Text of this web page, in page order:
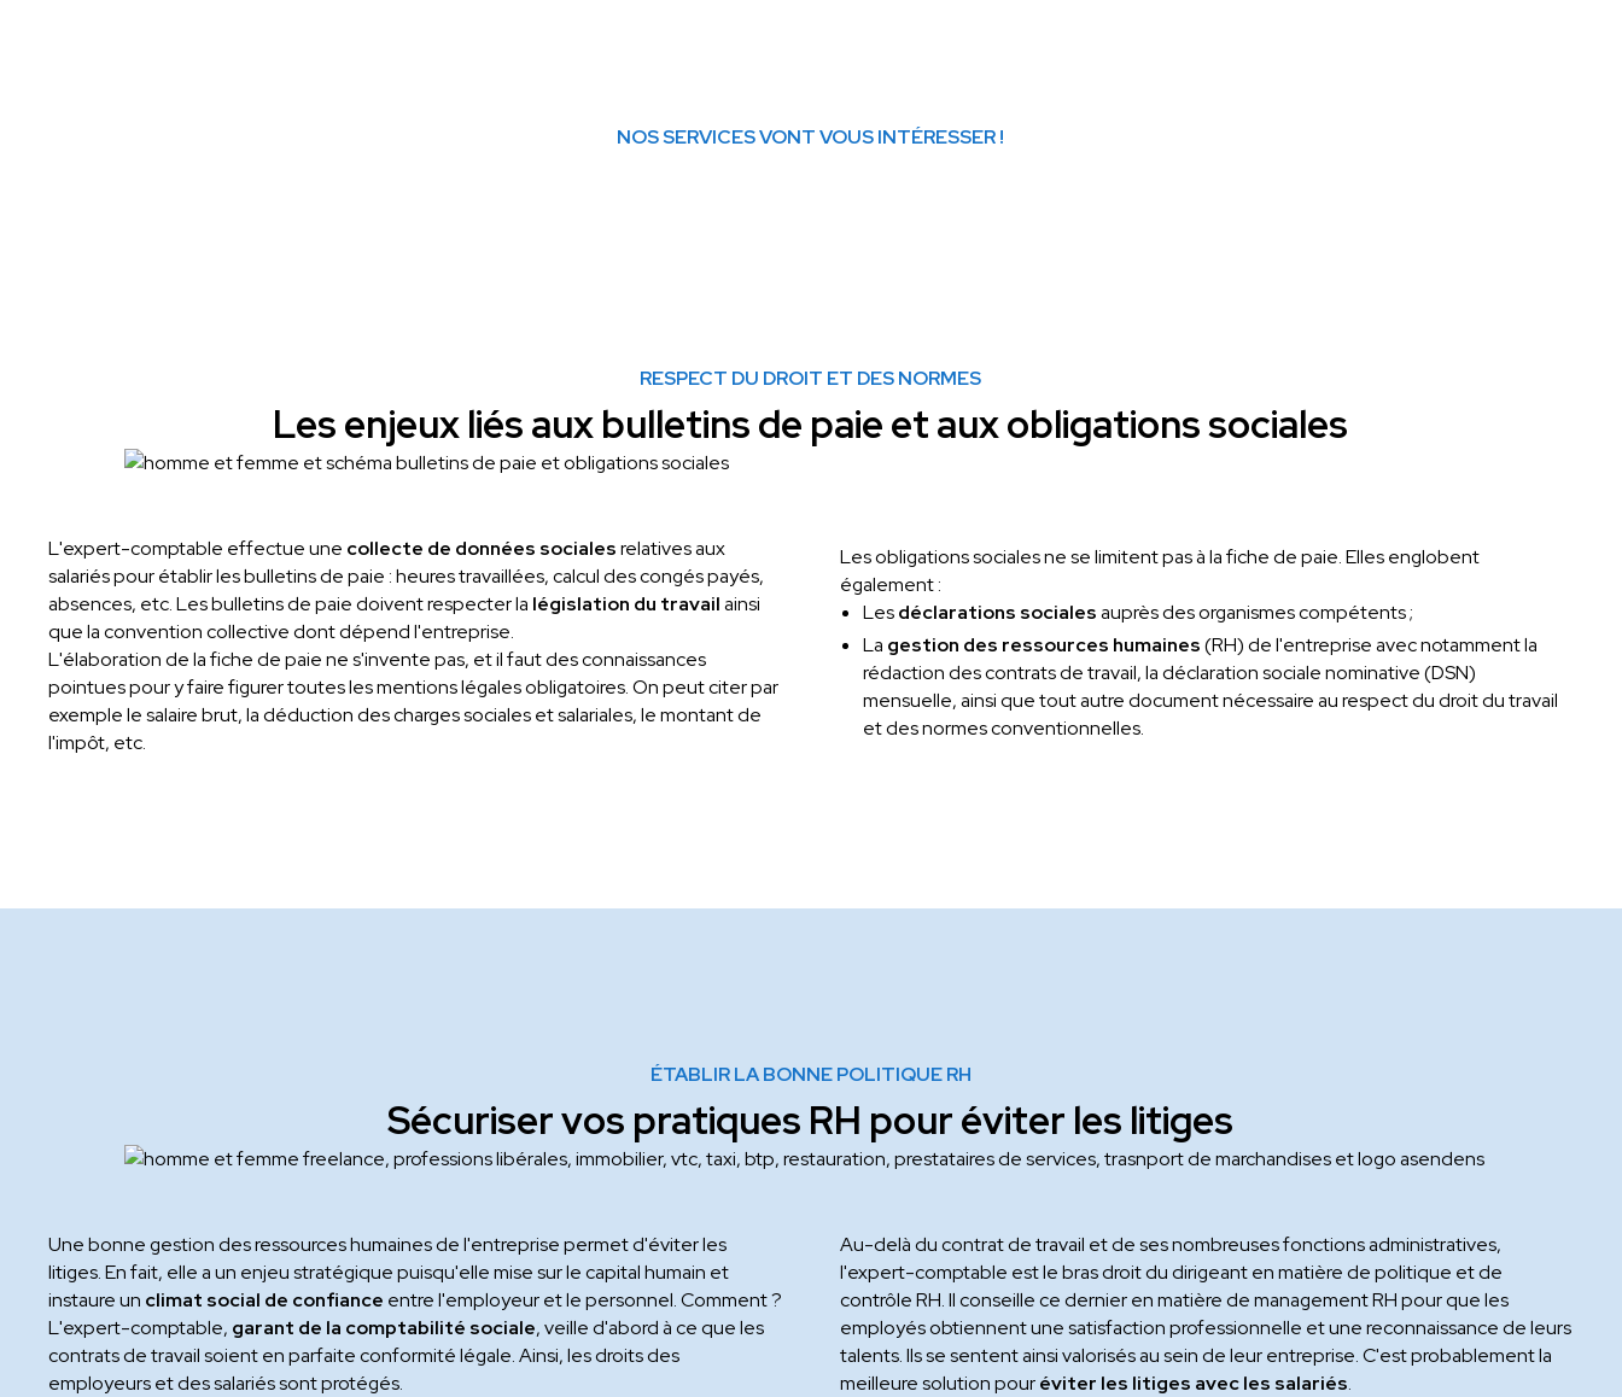
NOS SERVICES VONT VOUS INTÉRESSER !
RESPECT DU DROIT ET DES NORMES
Les enjeux liés aux bulletins de paie et aux obligations sociales
L'expert-comptable effectue une collecte de données socialesrelatives aux
salariés pour établir les bulletins de paie : heures travaillées, calcul des congés payés,
absences, etc. Les bulletins de paie doivent respecter la législation du travailainsi
que la convention collective dont dépend l'entreprise.
L'élaboration de la fiche de paie ne s'invente pas, et il faut des connaissances
pointues pour y faire figurer toutes les mentions légales obligatoires. On peut citer par
exemple le salaire brut, la déduction des charges sociales et salariales, le montant de
l'impôt, etc.
Les obligations sociales ne se limitent pas à la fiche de paie. Elles englobent
également :
Lesdéclarations socialesauprès des organismes compétents ;
La gestion des ressources humaines(RH) de l'entreprise avec notamment la
rédaction des contrats de travail, la déclaration sociale nominative (DSN)
mensuelle, ainsi que tout autre document nécessaire au respect du droit du travail
et des normes conventionnelles.
ÉTABLIR LA BONNE POLITIQUE RH
Sécuriser vos pratiques RH pour éviter les litiges
Une bonne gestion des ressources humaines de l'entreprise permet d'éviter les
litiges. En fait, elle a un enjeu stratégique puisqu'elle mise sur le capital humain et
instaure un climat social de confiance entre l'employeur et le personnel. Comment ?
L'expert-comptable, garant de la comptabilité sociale, veille d'abord à ce que les
contrats de travail soient en parfaite conformité légale. Ainsi, les droits des
employeurs et des salariés sont protégés.
Au-delà du contrat de travail et de ses nombreuses fonctions administratives,
l'expert-comptable est le bras droit du dirigeant en matière de politique et de
contrôle RH. Il conseille ce dernier en matière de management RH pour que les
employés obtiennent une satisfaction professionnelle et une reconnaissance de leurs
talents. Ils se sentent ainsi valorisés au sein de leur entreprise. C'est probablement la
meilleure solution pouréviter les litiges avec les salariés.